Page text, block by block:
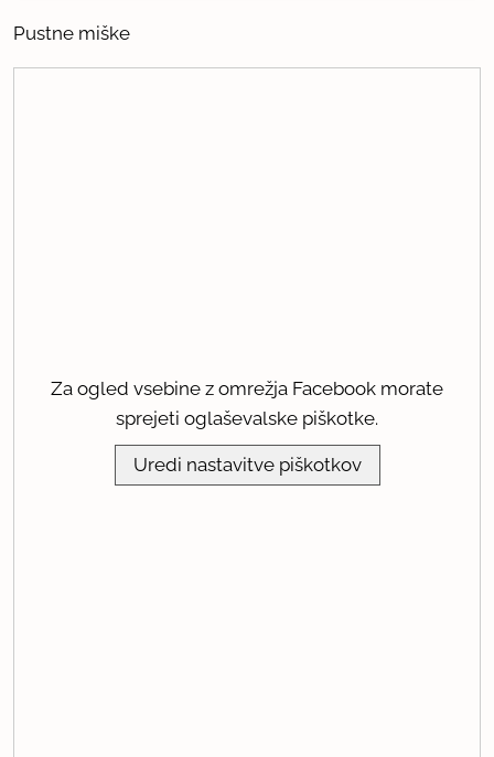
Pustne miške
Za ogled vsebine z omrežja Facebook morate
sprejeti oglaševalske piškotke.
Uredi nastavitve piškotkov